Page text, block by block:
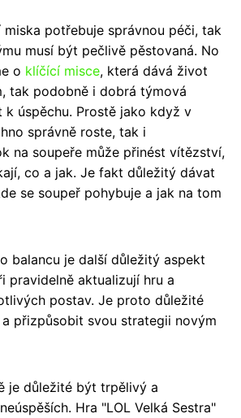
potřebuje správnou péči, tak
musí být pečlivě pěstovaná. No
o klíčící misce, která dává život
tak podobně i dobrá týmová
k úspěchu. Prostě jako když v
správně roste, tak i
na soupeře může přinést vítězství,
co a jak. Je fakt důležitý dávat
se soupeř pohybuje a jak na tom
balancu je další důležitý aspekt
pravidelně aktualizují hru a
postav. Je proto důležité
přizpůsobit svou strategii novým
je důležité být trpělivý a
Hra "LOL Velká Sestra"